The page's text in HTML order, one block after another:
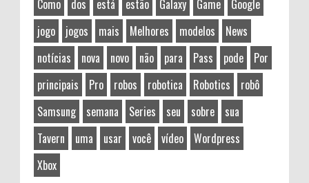
Como
dos está estão Galaxy Game
Google
jogo
jogos mais Melhores modelos
News
notícias
nova novo não para Pass pode
Por
principais
Pro robos robotica Robotics
robô
Samsung
semana Series seu sobre
sua
Tavern
uma usar você vídeo
Wordpress
Xbox